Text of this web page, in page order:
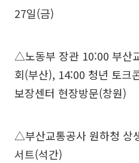
27일(금)
△노동부 장관 10:00 부산
회(부산), 14:00 청년 토크
보장센터 현장방문(창원)
△부산교통공사 원하청 상
서트(석간)